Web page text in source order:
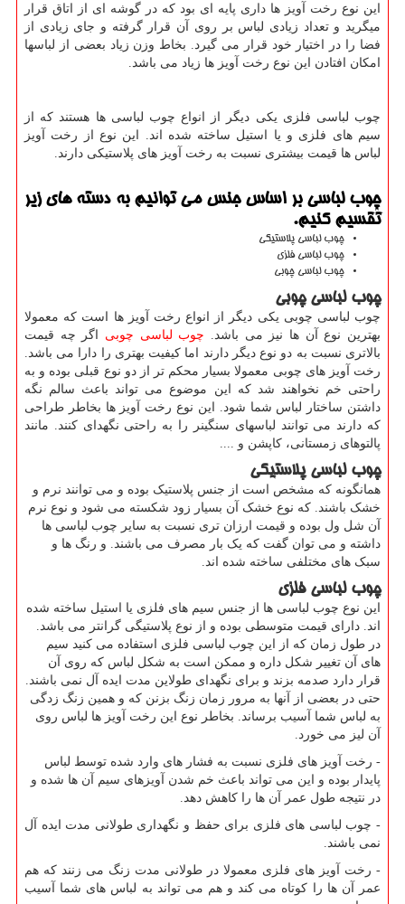
این نوع رخت آویز ها داری پایه ای بود که در گوشه ای از اتاق قرار
میگرید و تعداد زیادی لباس بر روی آن قرار گرفته و جای زیادی از
فضا را در اختیار خود قرار می گیرد. بخاط وزن زیاد بعضی از لباسها
امکان افتادن این نوع رخت آویز ها زیاد می باشد.
چوب لباسی فلزی یکی دیگر از انواع چوب لباسی ها هستند که از
سیم های فلزی و یا استیل ساخته شده اند. این نوع از رخت آویز
لباس ها قیمت بیشتری نسبت به رخت آویز های پلاستیکی دارند.
چوب لباسی بر اساس جنس می توانیم به دسته های زیر
تقسیم کنیم.
چوب لباسی پلاستیکی
چوب لباسی فلزی
چوب لباسی چوبی
چوب لباسی چوبی
چوب لباسی چوبی یکی دیگر از انواع رخت آویز ها است که معمولا
بهترین نوع آن ها نیز می باشد. چوب لباسی چوبی اگر چه قیمت
بالاتری نسبت به دو نوع دیگر دارند اما کیفیت بهتری را دارا می باشد.
رخت آویز های چوبی معمولا بسیار محکم تر از دو نوع قبلی بوده و به
راحتی خم نخواهند شد که این موضوع می تواند باعث سالم نگه
داشتن ساختار لباس شما شود. این نوع رخت آویز ها بخاطر طراحی
که دارند می توانند لباسهای سنگینر را به راحتی نگهدای کنند. مانند
پالتوهای زمستانی، کاپشن و ....
چوب لباسی پلاستیکی
همانگونه که مشخص است از جنس پلاستیک بوده و می توانند نرم و
خشک باشند. که نوع خشک آن بسیار زود شکسته می شود و نوع نرم
آن شل ول بوده و قیمت ارزان تری نسبت به سایر چوب لباسی ها
داشته و می توان گفت که یک بار مصرف می باشند. و رنگ ها و
سبک های مختلفی ساخته شده اند.
چوب لباسی فلزی
این نوع چوب لباسی ها از جنس سیم های فلزی یا استیل ساخته شده
اند. دارای قیمت متوسطی بوده و از نوع پلاستیگی گرانتر می باشد.
در طول زمان که از این چوب لباسی فلزی استفاده می کنید سیم
های آن تغییر شکل داره و ممکن است به شکل لباس که روی آن
قرار دارد صدمه بزند و برای نگهدای طولاین مدت ایده آل نمی باشند.
حتی در بعضی از آنها به مرور زمان زنگ بزنن که و همین زنگ زدگی
به لباس شما آسیب برساند. بخاطر نوع این رخت آویز ها لباس روی
آن لیز می خورد.
- رخت آویز های فلزی نسبت به فشار های وارد شده توسط لباس
پایدار بوده و این می تواند باعث خم شدن آویزهای سیم آن ها شده و
در نتیجه طول عمر آن ها را کاهش دهد.
- چوب لباسی های فلزی برای حفظ و نگهداری طولانی مدت ایده آل
نمی باشند.
- رخت آویز های فلزی معمولا در طولانی مدت زنگ می زنند که هم
عمر آن ها را کوتاه می کند و هم می تواند به لباس های شما آسیب